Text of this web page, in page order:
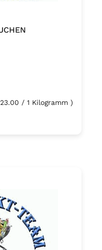
/ 1 Kilogramm )